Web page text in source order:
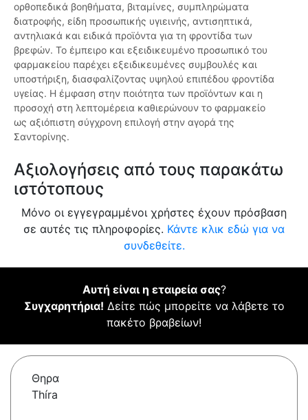
ορθοπεδικά βοηθήματα, βιταμίνες, συμπληρώματα
διατροφής, είδη προσωπικής υγιεινής, αντισηπτικά,
αντηλιακά και ειδικά προϊόντα για τη φροντίδα των
βρεφών. Το έμπειρο και εξειδικευμένο προσωπικό του
φαρμακείου παρέχει εξειδικευμένες συμβουλές και
υποστήριξη, διασφαλίζοντας υψηλού επιπέδου φροντίδα
υγείας. Η έμφαση στην ποιότητα των προϊόντων και η
προσοχή στη λεπτομέρεια καθιερώνουν το φαρμακείο
ως αξιόπιστη σύγχρονη επιλογή στην αγορά της
Σαντορίνης.
Αξιολογήσεις από τους παρακάτω
ιστότοπους
Μόνο οι εγγεγραμμένοι χρήστες έχουν πρόσβαση
σε αυτές τις πληροφορίες. Κάντε κλικ εδώ για να
συνδεθείτε.
Αυτή είναι η εταιρεία σας?
Συγχαρητήρια! Δείτε πώς μπορείτε να λάβετε το
πακέτο βραβείων!
Θηρα
Thíra